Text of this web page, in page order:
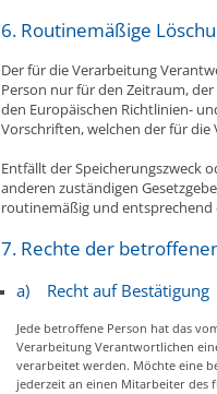
6. Routinemäßige
Der für die Verarbeitung
Person nur für den Zeitraum,
den Europäischen Richtlinien-
Vorschriften, welchen der für
Entfällt der Speicherungszweck
anderen zuständigen
routinemäßig und entsprechend
7. Rechte der
a) Recht auf Bestätigung
Jede betroffene Person hat das
Verarbeitung Verantwortlichen
verarbeitet werden. Möchte eine
jederzeit an einen Mitarbeiter